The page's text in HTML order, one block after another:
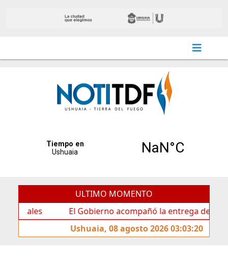
ULTIMO MOMENTO
El Gobierno acompañó la entrega de nueva
Ushuaia, 08 agosto 2026 03:03:20